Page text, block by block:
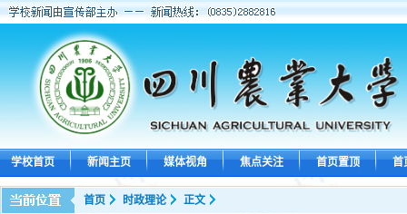
学校首页 新闻主页 媒体视角 焦点关注 首页置顶 首
首页 时政理论 正文